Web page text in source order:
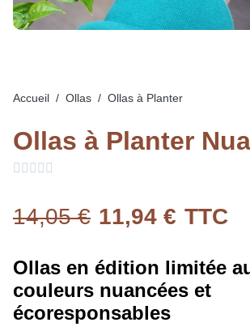
Accueil Ollas Ollas à Planter
Ollas à Planter
    
14,05 € 11,94 € TTC
Ollas en édition limitée
couleurs nuancées et
écoresponsables